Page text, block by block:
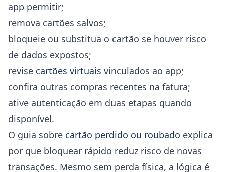
app permitir;
remova cartões salvos;
bloqueie ou substitua o cartão se houver risco
de dados expostos;
revise cartões virtuais vinculados ao app;
confira outras compras recentes na fatura;
ative autenticação em duas etapas quando
disponível.
O guia sobre cartão perdido ou roubado explica
por que bloquear rápido reduz risco de novas
transações. Mesmo sem perda física, a lógica é